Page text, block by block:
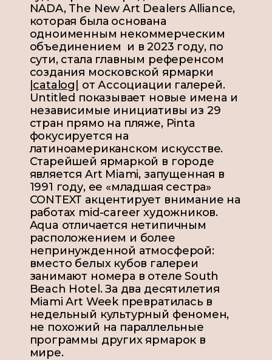
NADA, The New Art Dealers Alliance,
которая была основана
одноименным некоммерческим
объединением и в 2023 году, по
сути, стала главным референсом
создания московской ярмарки
|catalog| отАссоциации галерей.
Untitled показывает новые имена и
независимые инициативы из 29
стран прямо на пляже, Pinta
фокусируется на
латиноамериканском искусстве.
Старейшей ярмаркой в городе
является Art Miami, запущенная в
1991 году, ее «младшая сестра»
CONTEXT акцентирует внимание на
работах mid-career художников.
Aqua отличается нетипичным
расположением и более
непринужденной атмосферой:
вместо белых кубов галереи
занимают номера в отеле South
Beach Hotel. За два десятилетия
Miami Art Week превратилась в
недельный культурный феномен,
не похожий на параллельные
программы других ярмарок в
мире.